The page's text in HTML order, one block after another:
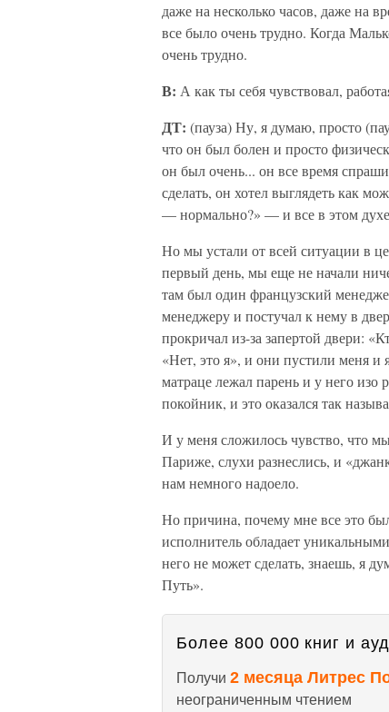
даже на несколько часов, даже на
все было очень трудно. Когда
очень трудно.
В: А как ты себя чувствовал,
ДТ: (пауза) Ну, я думаю, просто
что он был болен и просто
он был очень... он все время
сделать, он хотел выглядеть как
— нормально?» — и все в этом
Но мы устали от всей ситуации в
первый день, мы еще не начали
там был один французский
менеджеру и постучал к нему в
прокричал из-за запертой двери:
«Нет, это я», и они пустили меня и
матраце лежал парень и у него изо
покойник, и это оказался так
И у меня сложилось чувство, что
Париже, слухи разнеслись, и
нам немного надоело.
Но причина, почему мне все это
исполнитель обладает
него не может сделать, знаешь, я
Путь».
Более 800 000 книг и
Получи 2 месяца Литрес
неограниченным чтением